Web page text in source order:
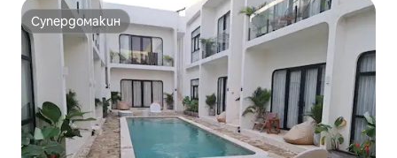
Супердомакин
Супердомакин